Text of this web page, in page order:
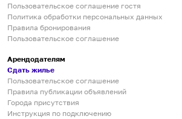
Пользовательское соглашение гостя
Политика обработки персональных данных
Правила бронирования
Пользовательское соглашение
Арендодателям
Сдать жилье
Пользовательское соглашение
Правила публикации объявлений
Города присутствия
Инструкция по подключению